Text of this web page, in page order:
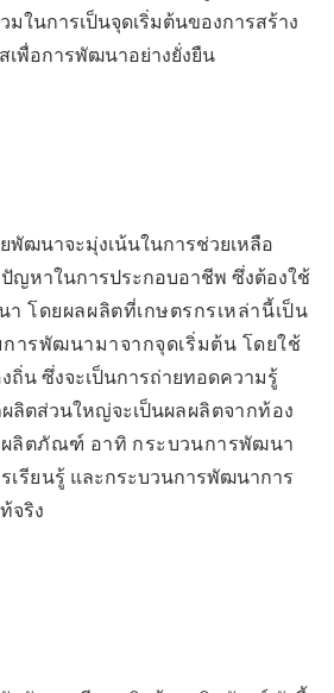
มในการเป็นจุดเริ่มต้นของการสร้าง
เพื่อการพัฒนาอย่างยั่งยืน
พัฒนาจะมุ่งเน้นในการช่วยเหลือ
ญหาในการประกอบอาชีพ ซึ่งต้องใช้
โดยผลผลิตที่เกษตรกรเหล่านี้เป็น
การพัฒนามาจากจุดเริ่มต้น โดยใช้
ถิ่น ซึ่งจะเป็นการถ่ายทอดความรู้
ลิตส่วนใหญ่จะเป็นผลผลิตจากท้อง
ลิตภัณฑ์ อาทิ กระบวนการพัฒนา
เรียนรู้ และกระบวนการพัฒนาการ
จริง